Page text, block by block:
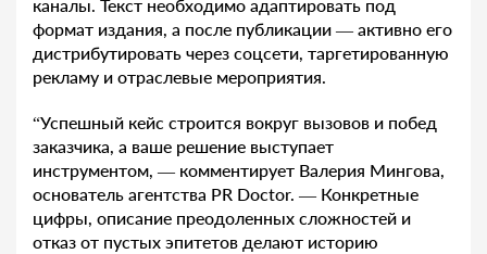
каналы. Текст необходимо адаптировать под
формат издания, а после публикации — активно его
дистрибутировать через соцсети, таргетированную
рекламу и отраслевые мероприятия.
“Успешный кейс строится вокруг вызовов и побед
заказчика, а ваше решение выступает
инструментом, — комментирует Валерия Мингова,
основатель агентства PR Doctor. — Конкретные
цифры, описание преодоленных сложностей и
отказ от пустых эпитетов делают историю